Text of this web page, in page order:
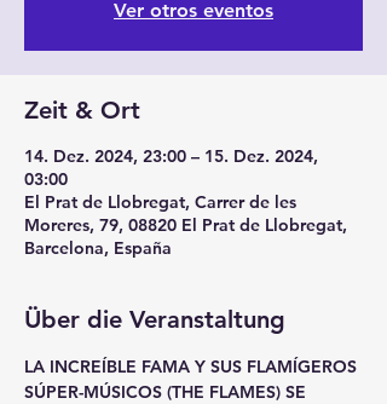
Ver otros eventos
Zeit & Ort
14. Dez. 2024, 23:00 – 15. Dez. 2024,
03:00
El Prat de Llobregat, Carrer de les
Moreres, 79, 08820 El Prat de Llobregat,
Barcelona, España
Über die Veranstaltung
LA INCREÍBLE FAMA Y SUS FLAMÍGEROS
SÚPER-MÚSICOS (THE FLAMES) SE